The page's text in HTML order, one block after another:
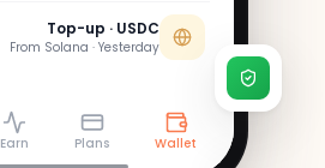
Top-up · USDC
From Solana · Yesterday
Wallet
Plans
Earn